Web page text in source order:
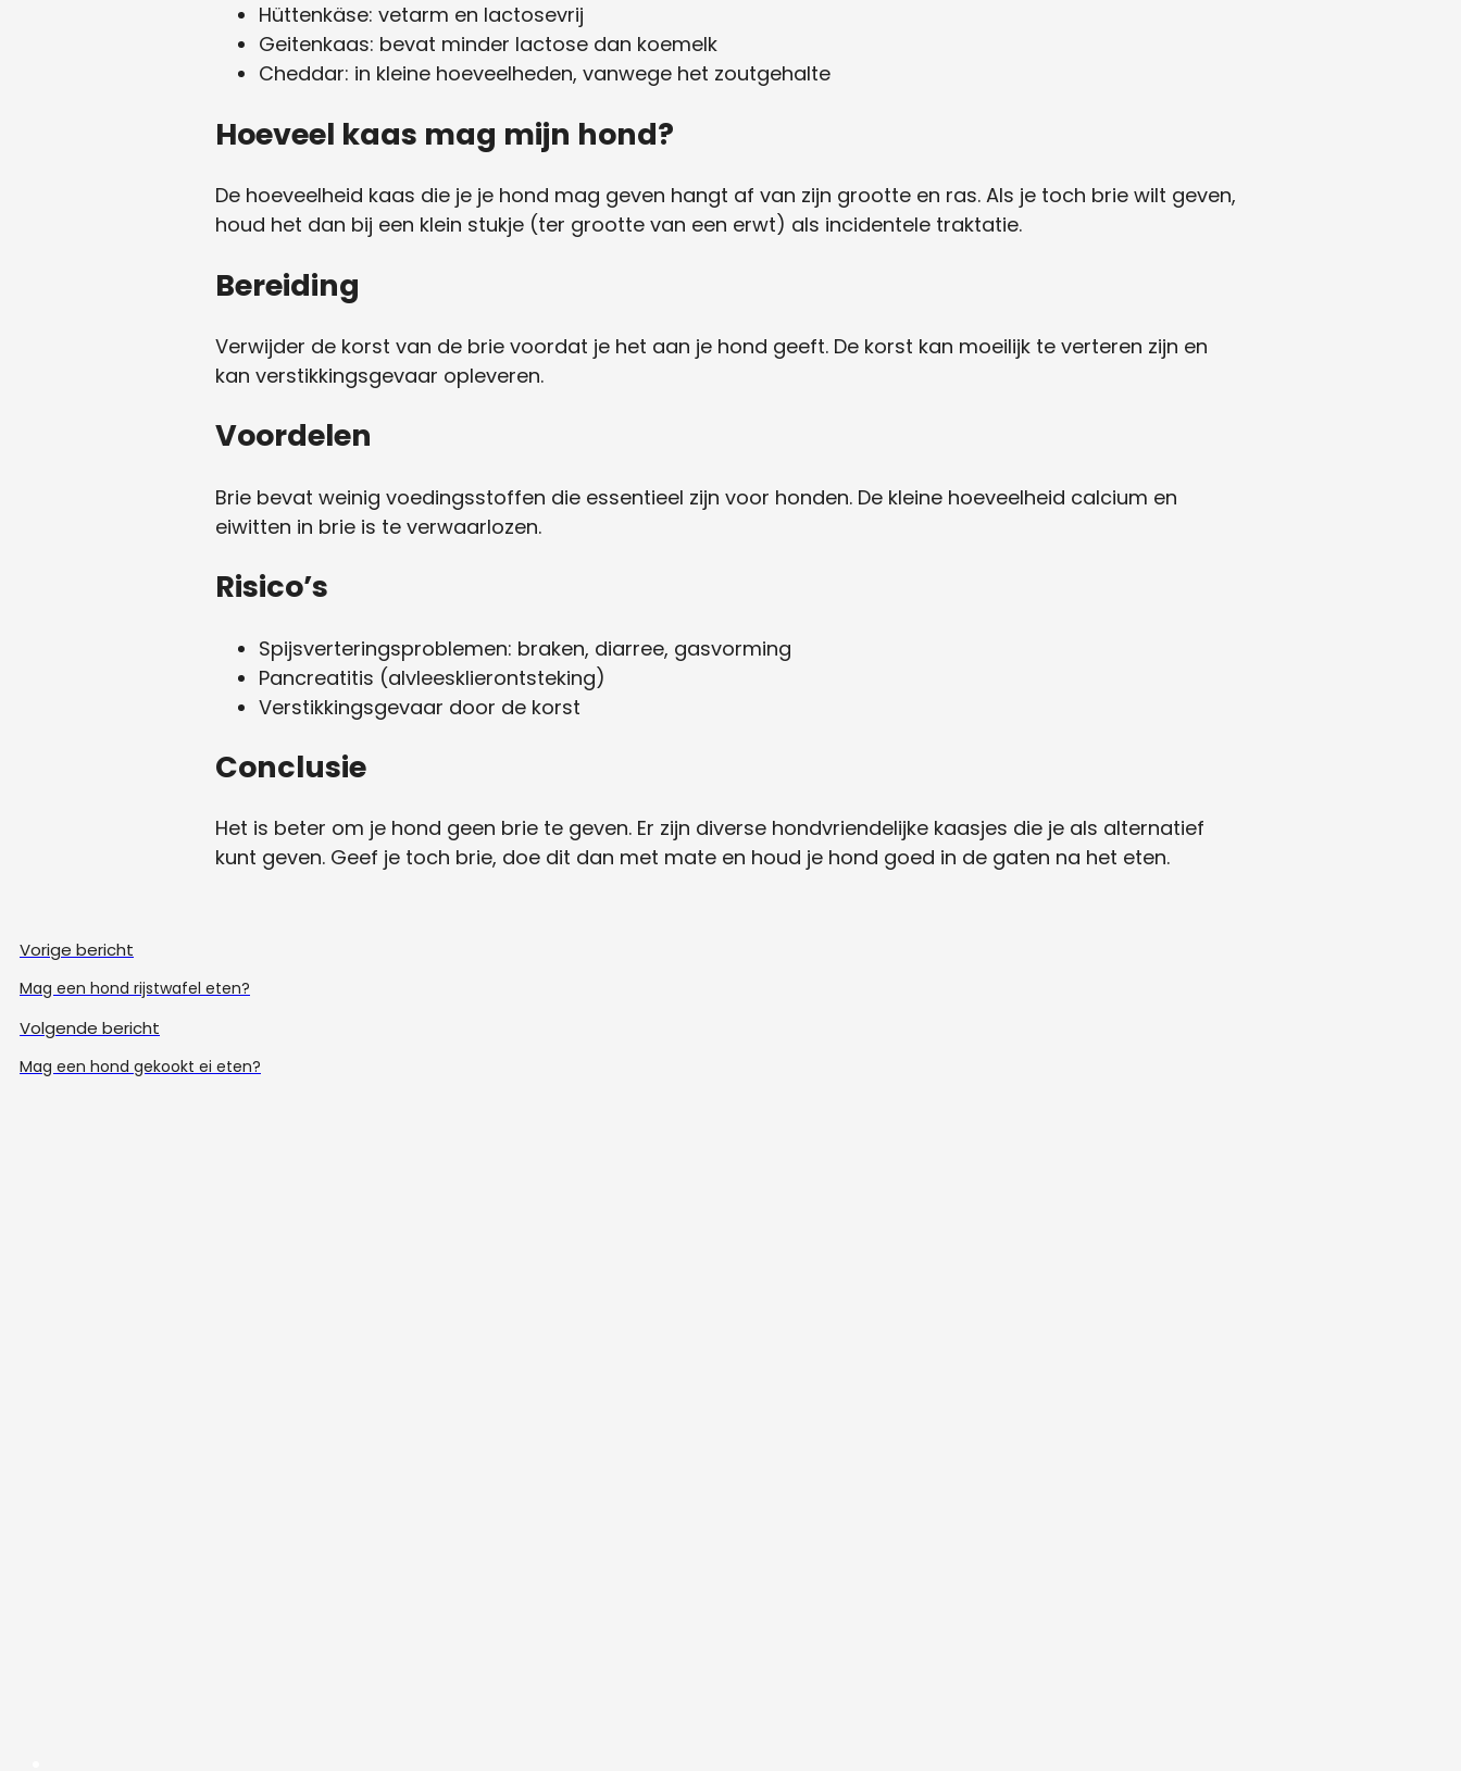
Hüttenkäse: vetarm en lactosevrij
Geitenkaas: bevat minder lactose dan koemelk
Cheddar: in kleine hoeveelheden, vanwege het zoutgehalte
Hoeveel kaas mag mijn hond?
De hoeveelheid kaas die je je hond mag geven hangt af van zijn grootte en ras. Als je toch brie wilt geven,
houd het dan bij een klein stukje (ter grootte van een erwt) als incidentele traktatie.
Bereiding
Verwijder de korst van de brie voordat je het aan je hond geeft. De korst kan moeilijk te verteren zijn en
kan verstikkingsgevaar opleveren.
Voordelen
Brie bevat weinig voedingsstoffen die essentieel zijn voor honden. De kleine hoeveelheid calcium en
eiwitten in brie is te verwaarlozen.
Risico’s
Spijsverteringsproblemen: braken, diarree, gasvorming
Pancreatitis (alvleesklierontsteking)
Verstikkingsgevaar door de korst
Conclusie
Het is beter om je hond geen brie te geven. Er zijn diverse hondvriendelijke kaasjes die je als alternatief
kunt geven. Geef je toch brie, doe dit dan met mate en houd je hond goed in de gaten na het eten.
Vorige bericht
Mag een hond rijstwafel eten?
Volgende bericht
Mag een hond gekookt ei eten?